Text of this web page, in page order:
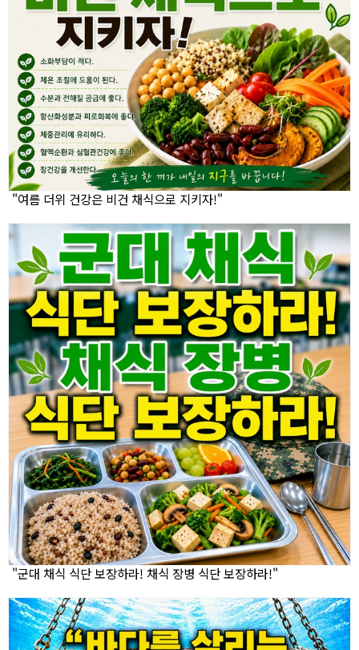
"여름 더위 건강은 비건 채식으로 지키자!"
"군대 채식 식단 보장하라! 채식 장병 식단 보장하라!"